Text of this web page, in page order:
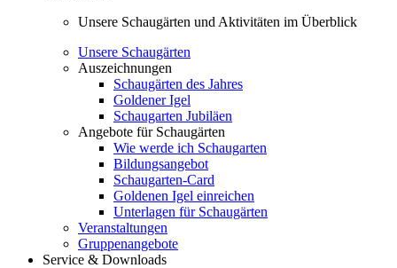
Unsere Schaugärten und Aktivitäten im Überblick
Unsere Schaugärten
Auszeichnungen
Schaugärten des Jahres
Goldener Igel
Schaugarten Jubiläen
Angebote für Schaugärten
Wie werde ich Schaugarten
Bildungsangebot
Schaugarten-Card
Goldenen Igel einreichen
Unterlagen für Schaugärten
Veranstaltungen
Gruppenangebote
Service & Downloads